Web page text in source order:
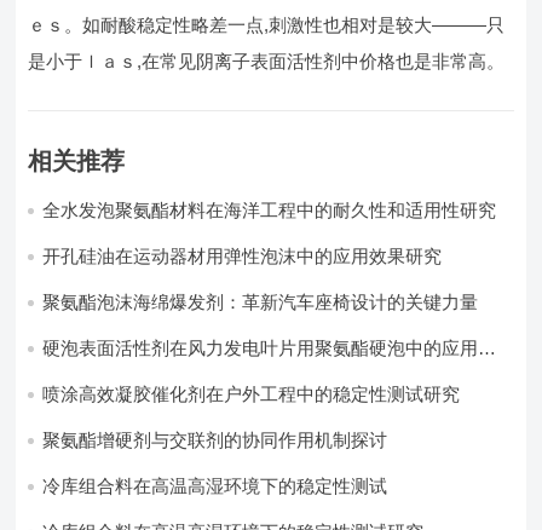
ｅｓ。如耐酸稳定性略差一点,刺激性也相对是较大———只
是小于ｌａｓ,在常见阴离子表面活性剂中价格也是非常高。
相关推荐
全水发泡聚氨酯材料在海洋工程中的耐久性和适用性研究
开孔硅油在运动器材用弹性泡沫中的应用效果研究
聚氨酯泡沫海绵爆发剂：革新汽车座椅设计的关键力量​
硬泡表面活性剂在风力发电叶片用聚氨酯硬泡中的应用实
喷涂高效凝胶催化剂在户外工程中的稳定性测试研究
聚氨酯增硬剂与交联剂的协同作用机制探讨
冷库组合料在高温高湿环境下的稳定性测试​